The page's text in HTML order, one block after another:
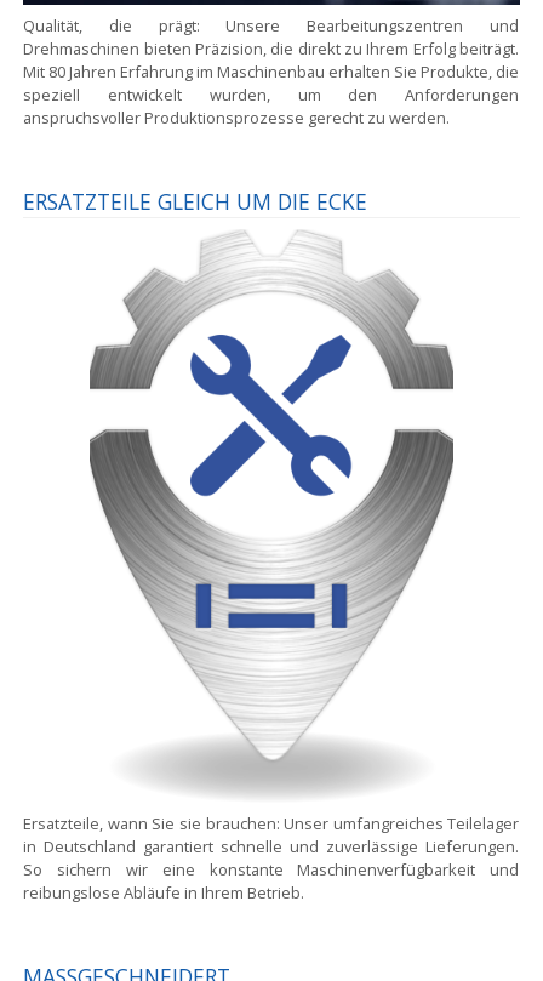
Qualität, die prägt: Unsere Bearbeitungszentren und
Drehmaschinen bieten Präzision, die direkt zu Ihrem Erfolg beiträgt.
Mit 80 Jahren Erfahrung im Maschinenbau erhalten Sie Produkte, die
speziell entwickelt wurden, um den Anforderungen
anspruchsvoller Produktionsprozesse gerecht zu werden.
ERSATZTEILE GLEICH UM DIE ECKE
Ersatzteile, wann Sie sie brauchen: Unser umfangreiches Teilelager
in Deutschland garantiert schnelle und zuverlässige Lieferungen.
So sichern wir eine konstante Maschinenverfügbarkeit und
reibungslose Abläufe in Ihrem Betrieb.